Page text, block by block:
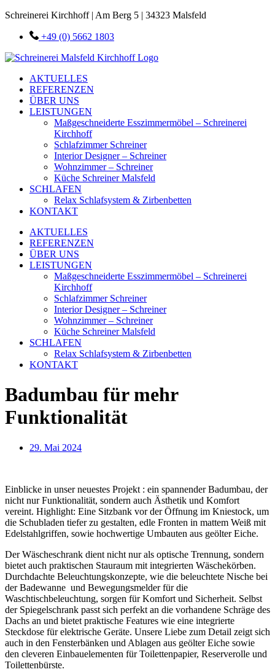
Schreinerei Kirchhoff | Am Berg 5 | 34323 Malsfeld
+49 (0) 5662 1803
AKTUELLES
REFERENZEN
ÜBER UNS
LEISTUNGEN
Maßgeschneiderte Esszimmermöbel – Schreinerei
Kirchhoff
Schlafzimmer Schreiner
Interior Designer – Schreiner
Wohnzimmer – Schreiner
Küche Schreiner Malsfeld
SCHLAFEN
Relax Schlafsystem & Zirbenbetten
KONTAKT
AKTUELLES
REFERENZEN
ÜBER UNS
LEISTUNGEN
Maßgeschneiderte Esszimmermöbel – Schreinerei
Kirchhoff
Schlafzimmer Schreiner
Interior Designer – Schreiner
Wohnzimmer – Schreiner
Küche Schreiner Malsfeld
SCHLAFEN
Relax Schlafsystem & Zirbenbetten
KONTAKT
Badumbau für mehr
Funktionalität
29. Mai 2024
Einblicke in unser neuestes Projekt : ein spannender Badumbau, der
nicht nur Funktionalität, sondern auch Ästhetik und Komfort
vereint. Highlight: Eine Sitzbank vor der Öffnung im Kniestock, um
die Schubladen tiefer zu gestalten, edle Fronten in mattem Weiß mit
Edelstahlgriffen, sowie hochwertige Umbauten aus geölter Eiche.
Der Wäscheschrank dient nicht nur als optische Trennung, sondern
bietet auch praktischen Stauraum mit integrierten Wäschekörben.
Durchdachte Beleuchtungskonzepte, wie die beleuchtete Nische bei
der Badewanne und Bewegungsmelder für die
Waschtischbeleuchtung, sorgen für Komfort und Sicherheit. Selbst
der Spiegelschrank passt sich perfekt an die vorhandene Schräge des
Dachs an und bietet praktische Features wie eine integrierte
Steckdose für elektrische Geräte. Unsere Liebe zum Detail zeigt sich
auch in den Fensterbänken und Ablagen aus geölter Eiche sowie
den cleveren Einbauelementen für Toilettenpapier, Reserverolle und
Toilettenbürste.